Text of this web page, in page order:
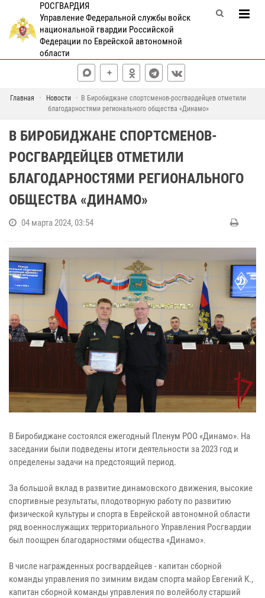
РОСГВАРДИЯ
Управление Федеральной службы войск
национальной гвардии Российской
Федерации по Еврейской автономной
области
Главная Новости
В Биробиджане спортсменов-росгвардейцев отметили
благодарностями регионального общества «Динамо»
В БИРОБИДЖАНЕ СПОРТСМЕНОВ-
РОСГВАРДЕЙЦЕВ ОТМЕТИЛИ
БЛАГОДАРНОСТЯМИ РЕГИОНАЛЬНОГО
ОБЩЕСТВА «ДИНАМО»
04 марта 2024, 03:54
В Биробиджане состоялся ежегодный Пленум РОО «Динамо». На
заседании были подведены итоги деятельности за 2023 год и
определены задачи на предстоящий период.
За большой вклад в развитие динамовского движения, высокие
спортивные результаты, плодотворную работу по развитию
физической культуры и спорта в Еврейской автономной области
ряд военнослужащих территориального Управления Росгвардии
был поощрен благодарностями общества «Динамо».
В числе награжденных росгвардейцев - капитан сборной
команды управления по зимним видам спорта майор Евгений К.,
капитан сборной команды управления по волейболу старший